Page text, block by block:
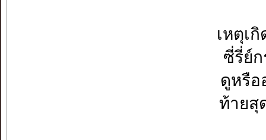
เหตุเ
ซี่รี่ย์ก
ดูหรือ
ท้ายสุ